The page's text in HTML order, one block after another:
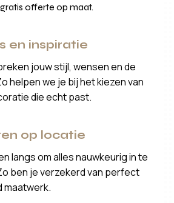
offerte op maat.
en inspiratie
jouw stijl, wensen en de
helpen we je bij het kiezen van
die echt past.
op locatie
langs om alles nauwkeurig in te
ben je verzekerd van perfect
maatwerk.